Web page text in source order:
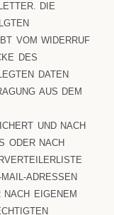
DIE RE
DAT
WIDERRUF UNB
NEW
DATEN WER
AUS DEM NEW
UND NACH DER
NACH ZWE
GEL
ADRESSEN AUS
EIGENEM ERM
INT